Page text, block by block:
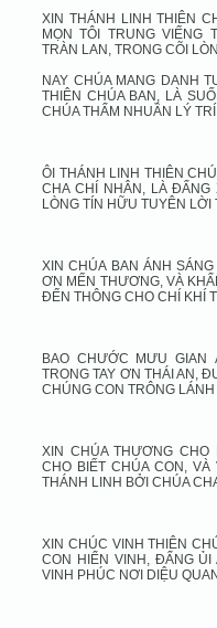
XIN THÁNH LINH THIÊN
MỌN TÔI TRUNG VIẾNG
TRÀN LAN, TRONG CÕI
NAY CHÚA MANG DANH
THIÊN CHÚA BAN, LÀ
CHÚA THẤM NHUẦN LÝ
ÔI THÁNH LINH THIÊN
CHA CHÍ NHÂN, LÀ ĐẤNG
LÒNG TÍN HỮU TUYÊN LỜI
XIN CHÚA BAN ÁNH
ƠN MẾN THƯƠNG, VÀ
ĐẾN THÔNG CHO CHÍ KHÍ
BAO CHƯỚC MƯU GIAN
TRONG TAY ƠN THÁI AN,
CHÚNG CON TRÔNG
XIN CHÚA THƯƠNG CHO
CHO BIẾT CHÚA CON,
THÁNH LINH BỞI CHÚA
XIN CHÚC VINH THIÊN
CON HIỂN VINH, ĐẤNG
VINH PHÚC NƠI DIỆU